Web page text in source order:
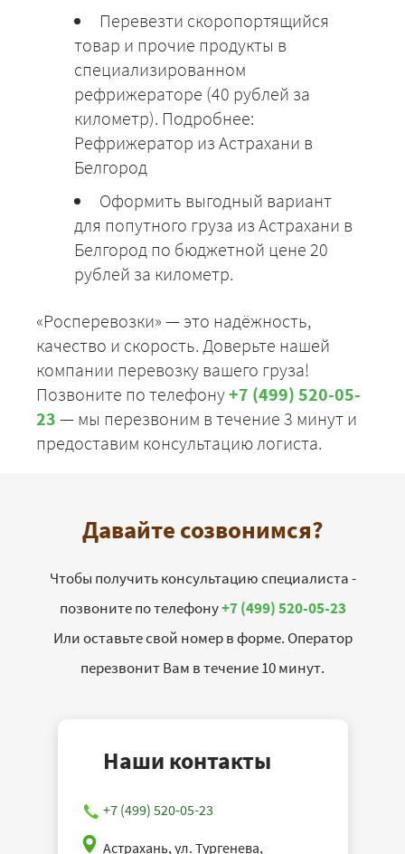
Перевезти скоропортящийся
товар и прочие продукты в
специализированном
рефрижераторе (40 рублей за
километр). Подробнее:
Рефрижератор из Астрахани в
Белгород
Оформить выгодный вариант
для попутного груза из Астрахани в
Белгород по бюджетной цене 20
рублей за километр.
«Росперевозки» — это надёжность,
качество и скорость. Доверьте нашей
компании перевозку вашего груза!
Позвоните по телефону+7 (499) 520-05-
23 — мы перезвоним в течение 3 минут и
предоставим консультацию логиста.
Давайте созвонимся?
Чтобы получить консультацию специалиста -
позвоните по телефону+7 (499) 520-05-23
Или оставьте свой номер в форме. Оператор
перезвонит Вам в течение 10 минут.
Наши контакты
+7 (499) 520-05-23
Астрахань, ул. Тургенева,